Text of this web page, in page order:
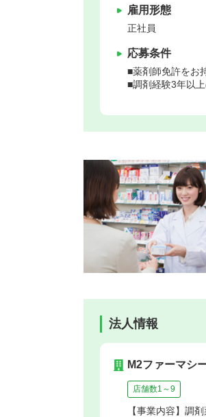
雇用形態
正社員
応募条件
■薬剤師免許をお
■調剤経験3年以
法人情報
M2ファーマシ
店舗数1～9
【事業内容】調